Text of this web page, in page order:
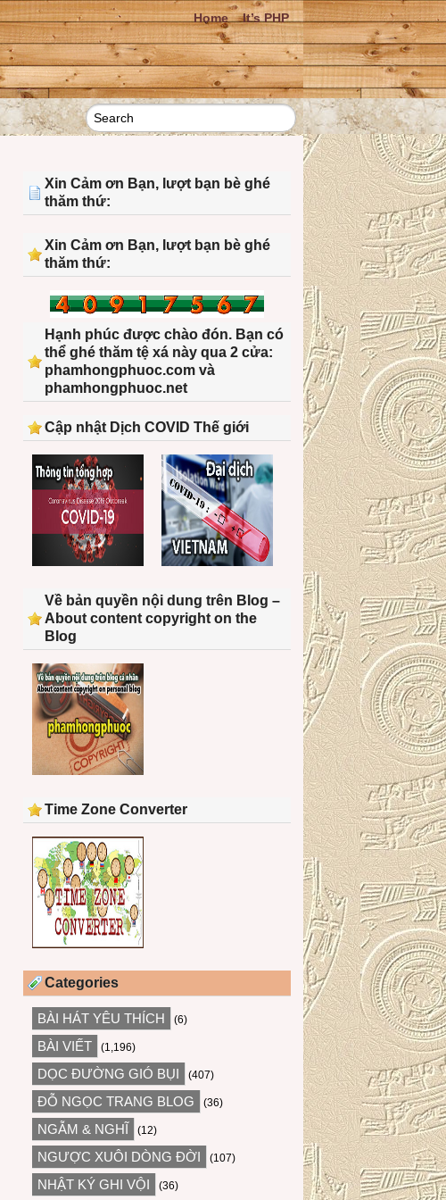
Home It’s PHP
Xin Cảm ơn Bạn, lượt bạn bè ghé
thăm thứ:
Xin Cảm ơn Bạn, lượt bạn bè ghé
thăm thứ:
Hạnh phúc được chào đón. Bạn có
thể ghé thăm tệ xá này qua 2 cửa:
phamhongphuoc.com và
phamhongphuoc.net
Cập nhật Dịch COVID Thế giới
Về bản quyền nội dung trên Blog –
About content copyright on the
Blog
Time Zone Converter
Categories
BÀI HÁT YÊU THÍCH (6)
BÀI VIẾT (1,196)
DỌC ĐƯỜNG GIÓ BỤI (407)
ĐỖ NGỌC TRANG BLOG (36)
NGẪM & NGHĨ (12)
NGƯỢC XUÔI DÒNG ĐỜI (107)
NHẬT KÝ GHI VỘI (36)